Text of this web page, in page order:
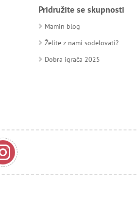
Pridružite se skupnosti
Mamin blog
Želite z nami sodelovati?
Dobra igrača 2025